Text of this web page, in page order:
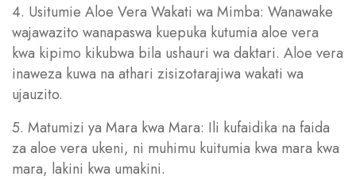
4. Usitumie Aloe Vera Wakati wa Mimba: Wanawake
wajawazito wanapaswa kuepuka kutumia aloe vera
kwa kipimo kikubwa bila ushauri wa daktari. Aloe vera
inaweza kuwa na athari zisizotarajiwa wakati wa
ujauzito.
5. Matumizi ya Mara kwa Mara: Ili kufaidika na faida
za aloe vera ukeni, ni muhimu kuitumia kwa mara kwa
mara, lakini kwa umakini.